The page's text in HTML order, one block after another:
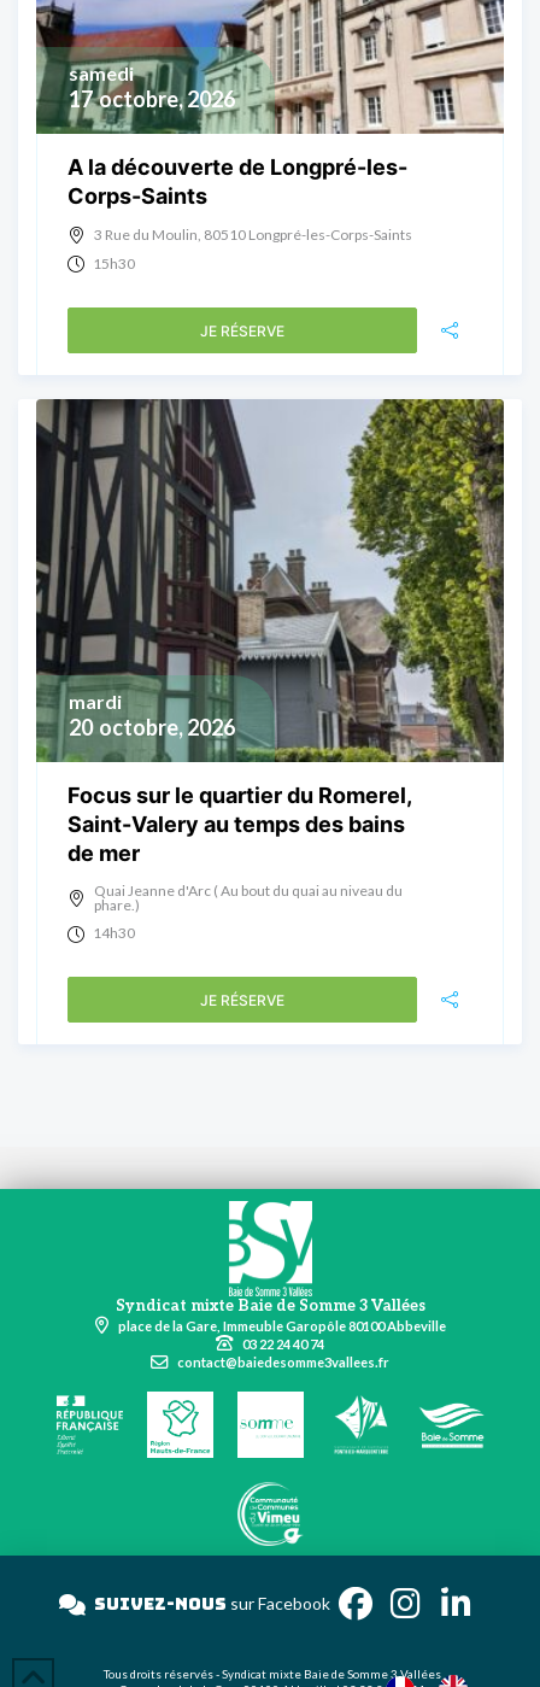
17 octobre, 2026
samedi
A la découverte de Longpré-les-
Corps-Saints
3 Rue du Moulin, 80510 Longpré-les-Corps-Saints
15h30
JE RÉSERVE
20 octobre, 2026
mardi
Focus sur le quartier du Romerel,
Saint-Valery au temps des bains
de mer
Quai Jeanne d'Arc ( Au bout du quai au niveau du
phare.)
14h30
JE RÉSERVE
Syndicat mixte Baie de Somme 3 Vallées
place de la Gare, Immeuble Garopôle 80100 Abbeville
03 22 24 40 74
contact@baiedesomme3vallees.fr
Suivez-noussur Facebo
Tous droits réservés - Syndicat mixte Baie de Somme 3 Vallées